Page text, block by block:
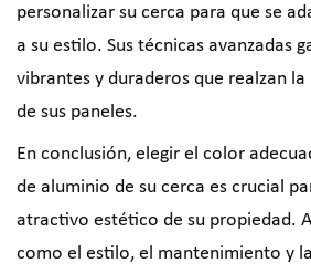
personalizar su cerca para que se
a su estilo. Sus técnicas avanzadas
vibrantes y duraderos que realzan
de sus paneles.
En conclusión, elegir el color
de aluminio de su cerca es crucial
atractivo estético de su propiedad.
como el estilo, el mantenimiento y